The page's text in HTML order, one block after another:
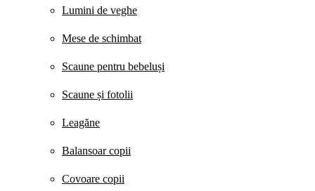
Lumini de veghe
Mese de schimbat
Scaune pentru bebeluși
Scaune și fotolii
Leagăne
Balansoar copii
Covoare copii